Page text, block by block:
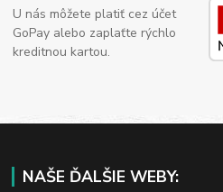
U nás môžete platiť cez účet
GoPay alebo zaplaťte rýchlo
kreditnou kartou.
NAŠE ĎALŠIE WEBY: